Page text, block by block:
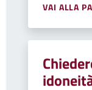
VAI ALLA